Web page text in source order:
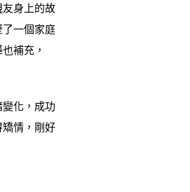
身上的故
一個家庭
補充，
化，成功
情，剛好